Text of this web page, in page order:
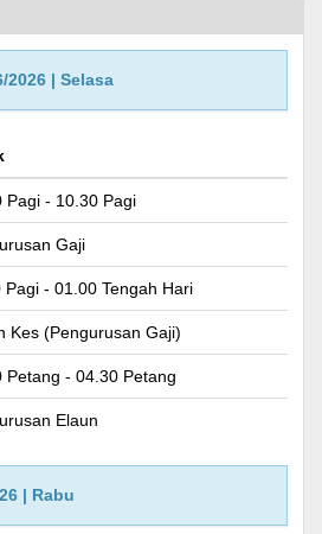
2026 | Selasa
Pagi - 10.30 Pagi
Gaji
Pagi - 01.00 Tengah Hari
Kes (Pengurusan Gaji)
Petang - 04.30 Petang
Elaun
| Rabu